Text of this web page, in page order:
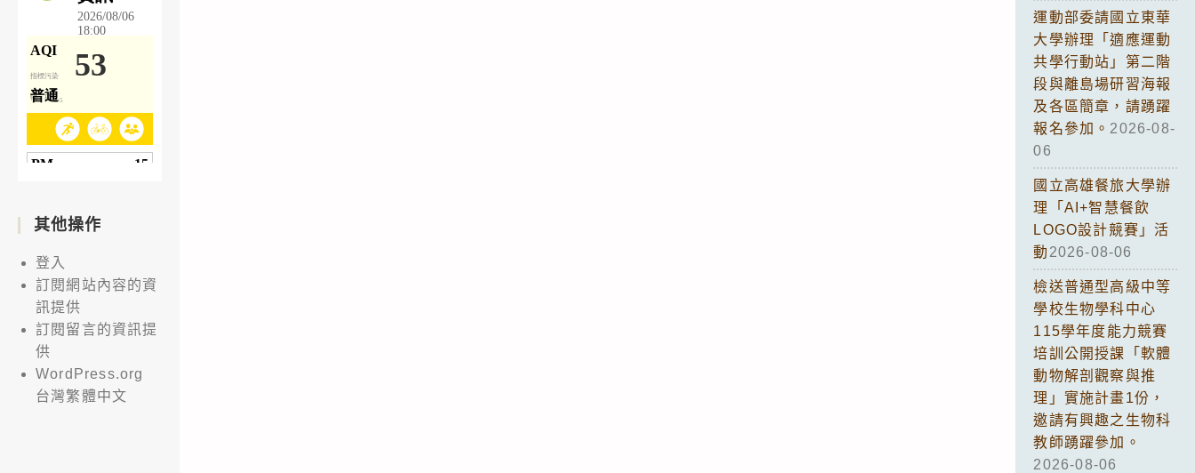
其他操作
登入
訂閱網站內容的資
訊提供
訂閱留言的資訊提
供
WordPress.org
台灣繁體中文
運動部委請國立東華
大學辦理「適應運動
共學行動站」第二階
段與離島場研習海報
及各區簡章，請踴躍
報名參加。 2026-08-
06
國立高雄餐旅大學辦
理「AI+智慧餐飲
LOGO設計競賽」活
動 2026-08-06
檢送普通型高級中等
學校生物學科中心
115學年度能力競賽
培訓公開授課「軟體
動物解剖觀察與推
理」實施計畫1份，
邀請有興趣之生物科
教師踴躍參加。
2026-08-06